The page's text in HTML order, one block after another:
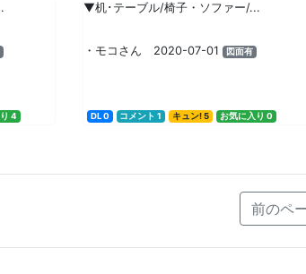
4
▼机･テーブル/椅子・ソファー/...
・モコさん 2020-07-01 図面有
DL 0 コメント 1 キュン! 5 お気に入り 0
前のペ